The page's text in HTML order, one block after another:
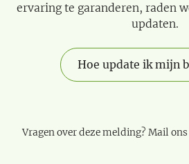
ervaring te garanderen, raden
updaten.
Hoe update ik mijn
Vragen over deze melding? Mail ons